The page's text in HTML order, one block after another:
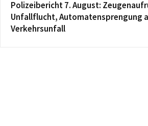
Polizeibericht 7. August:
Unfallflucht, Automatensprengung
Verkehrsunfall